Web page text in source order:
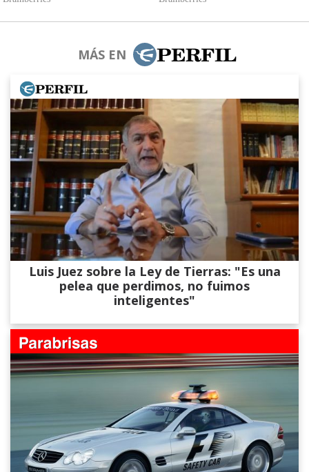
MÁS EN
Luis Juez sobre la Ley de Tierras: "Es una
pelea que perdimos, no fuimos
inteligentes"